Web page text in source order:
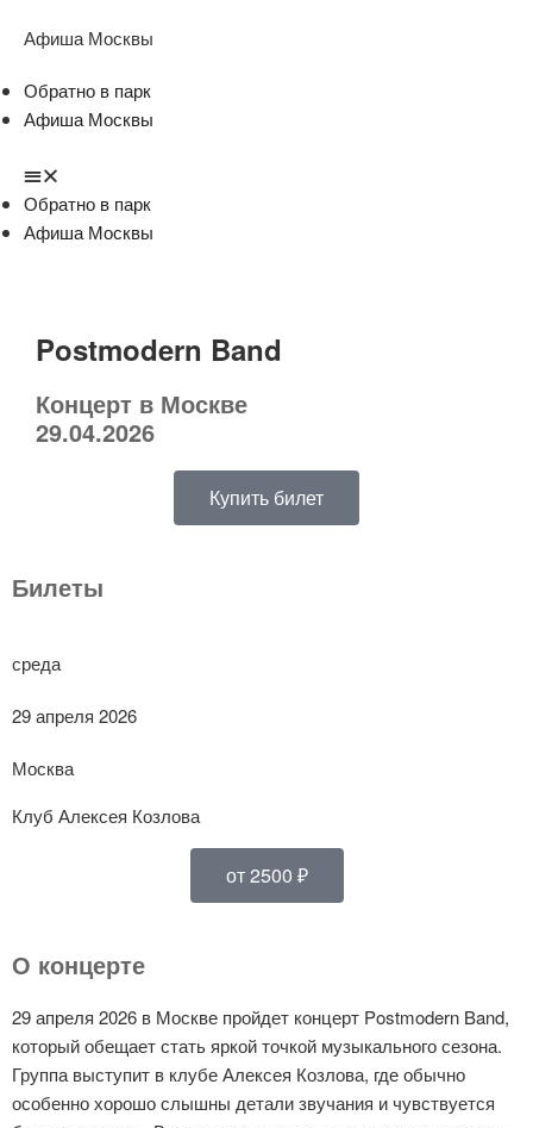
Афиша Москвы
Обратно в парк
Афиша Москвы
Обратно в парк
Афиша Москвы
Postmodern Band
Концерт в Москве
29.04.2026
Купить билет
Билеты
среда
29 апреля 2026
Москва
Клуб Алексея Козлова
от 2500 ₽
О концерте
29 апреля 2026 в Москве пройдет концерт Postmodern Band,
который обещает стать яркой точкой музыкального сезона.
Группа выступит в клубе Алексея Козлова, где обычно
особенно хорошо слышны детали звучания и чувствуется